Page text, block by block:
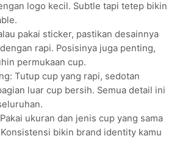
logo kecil. Subtle tapi tetep bikin
pakai sticker, pastikan desainnya
rapi. Posisinya juga penting,
permukaan cup.
Tutup cup yang rapi, sedotan
luar cup bersih. Semua detail ini
ukuran dan jenis cup yang sama
bikin brand identity kamu